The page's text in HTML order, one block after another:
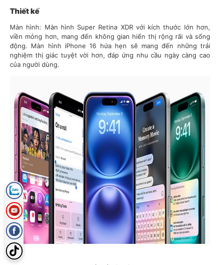
Thiết kế
Màn hình: Màn hình Super Retina XDR với kích thước lớn hơn,
viền mỏng hơn, mang đến không gian hiển thị rộng rãi và sống
động. Màn hình iPhone 16 hứa hẹn sẽ mang đến những trải
nghiệm thị giác tuyệt vời hơn, đáp ứng nhu cầu ngày càng cao
của người dùng.